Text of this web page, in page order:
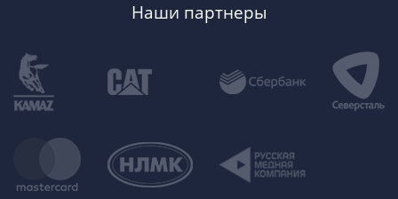
Наши партнеры